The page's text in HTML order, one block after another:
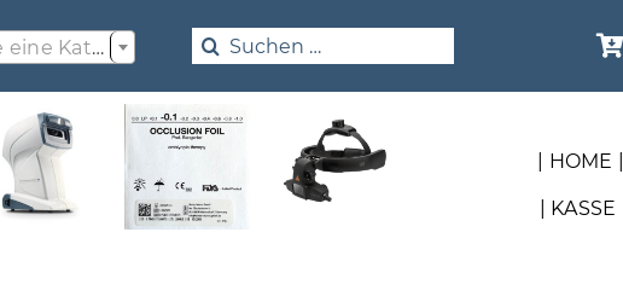
Wählen Sie eine Kategorie
Search
| HOME |
| KASSE |